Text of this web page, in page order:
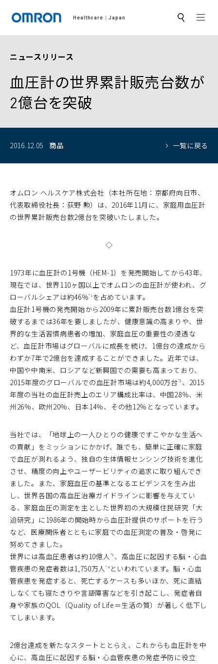
Healthcare Japan サ
ト
ニュースリリース
血圧計の世界累計販売台数が
2億台を突破
2016.12.05 商品 一覧に戻る
オムロン ヘルスケア株式会社（本社所在地：京都府向日市、
代表取締役社長：荻野 勲）は、2016年11月に、家庭用血圧計
の世界累計販売台数2億台を突破いたしました。
◇
1973年に血圧計の1号機（HEM-1）を発売開始してから43年、
現在では、世界110ヶ国以上でオムロンの血圧計が使われ、グ
ローバルシェアは約46％*1 を占めています。
血圧計1号機の発売開始から2009年に累計販売台数1億台を突
破するまでは36年を要しましたが、健康意識の高まりや、世
界的な生活習慣病患者の増加、家庭血圧の重要性の浸透な
ど、血圧計市場はグローバルに成長を続け、1億台の達成から
わずか7年で2億台を達成することができました。近年では、
中国や中南米、ロシアなど新興国での需要も高まっており、
2015年度のグローバルでの血圧計市場は約4,000万台 *2 、2015
年度の当社の血圧計売上のエリア構成比率は、中国28％、米
州26％、欧州20％、日本14％、その他12％となっています。
当社では、「地球上の一人ひとりの健康ですこやかな生活へ
の貢献」をミッションにかかげ、誰でも、簡単に正確に家庭
で血圧が測れるよう、独自の生体情報センシング技術を進化
させ、精度の向上やユーザービリティの追求に取り組んでき
ました。また、家庭血圧の基準となるエビデンスを生み出
し、世界各国の高血圧治療ガイドラインに影響を与えてい
る、家庭血圧の測定を主とした世界初の大規模住民研究「大
迫研究」に1986年の開始時から血圧計提供のサポートを行う
など、医療関係者とともに家庭での血圧測定の普及・啓発に
努めてきました。
世界には高血圧患者は約10億人 *3 、高血圧に起因する脳・心血
管疾患の発症者数は1,750万人*4といわれています。脳・心血
管疾患を発症すると、死亡するケースも多いほか、死に直結
しなくても寝たきりや言語障害などを引き起こし、発症者自
身や家族のQOL（Quality of Life＝生活の質）が著しく低下し
てしまいます。
2億台達成を新たなスタートととらえ、これからも血圧計を中
心に、高血圧に起因する脳・心血管疾患の発症予防に役立